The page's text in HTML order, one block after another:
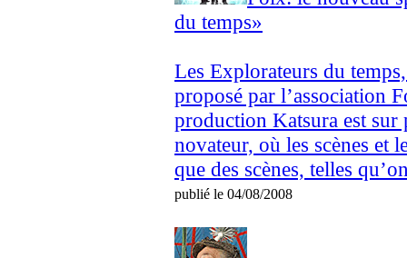
du temps»
Les Explorateurs du
proposé par l’association
production Katsura est sur
novateur, où les scènes et
que des scènes, telles
publié le 04/08/2008